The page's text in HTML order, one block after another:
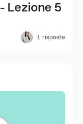
Lezione 5
1 risposte